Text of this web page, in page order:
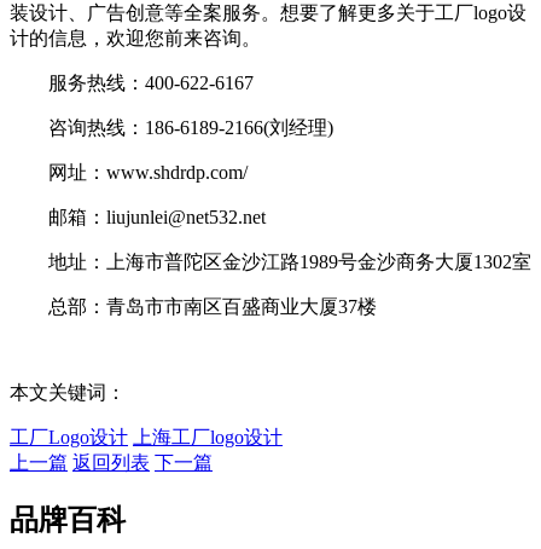
装设计、广告创意等全案服务。想要了解更多关于工厂logo设
计的信息，欢迎您前来咨询。
服务热线：400-622-6167
咨询热线：186-6189-2166(刘经理)
网址：www.shdrdp.com/
邮箱：liujunlei@net532.net
地址：上海市普陀区金沙江路1989号金沙商务大厦1302室
总部：青岛市市南区百盛商业大厦37楼
本文关键词：
工厂Logo设计
上海工厂logo设计
上一篇 返回列表 下一篇
品牌百科